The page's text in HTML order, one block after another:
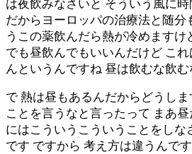
は夜飲みなさいと そういう風に
だからヨーロッパの治療法と随分
うこの薬飲んだら熱が冷めますけ
でも昼飲んでもいいんだけど こ
んというんですね 昼は飲むな飲
で 熱は昼もあるんだからどうし
ことを言うなと言ったって まあ
にはこういうこういうことをしな
です ですから 考え方は違うんで